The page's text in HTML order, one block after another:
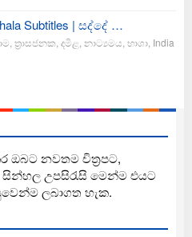
Subtitles | සද්දේ …
ත්‍රාසජනක දමිළ නාට්‍යමය භාශා India
ඔබට නවතම චිත්‍රපට,
සින්හල උපසිරැසි මෙන්ම එයට
ලබාගත හැක.